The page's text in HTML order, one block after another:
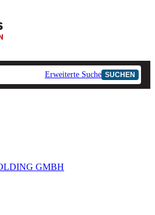
Ad-Hoc-Meldungen
Erweiterte Suche SUCHEN
GMBH